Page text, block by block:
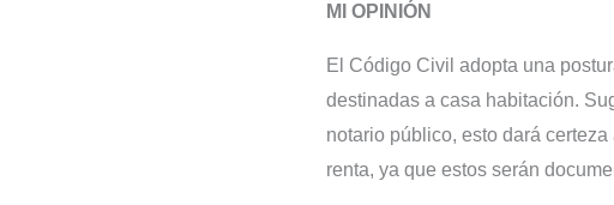
MI OPINIÓN
El Código Civil adopta una
destinadas a casa habitación.
notario público, esto dará
renta, ya que estos serán